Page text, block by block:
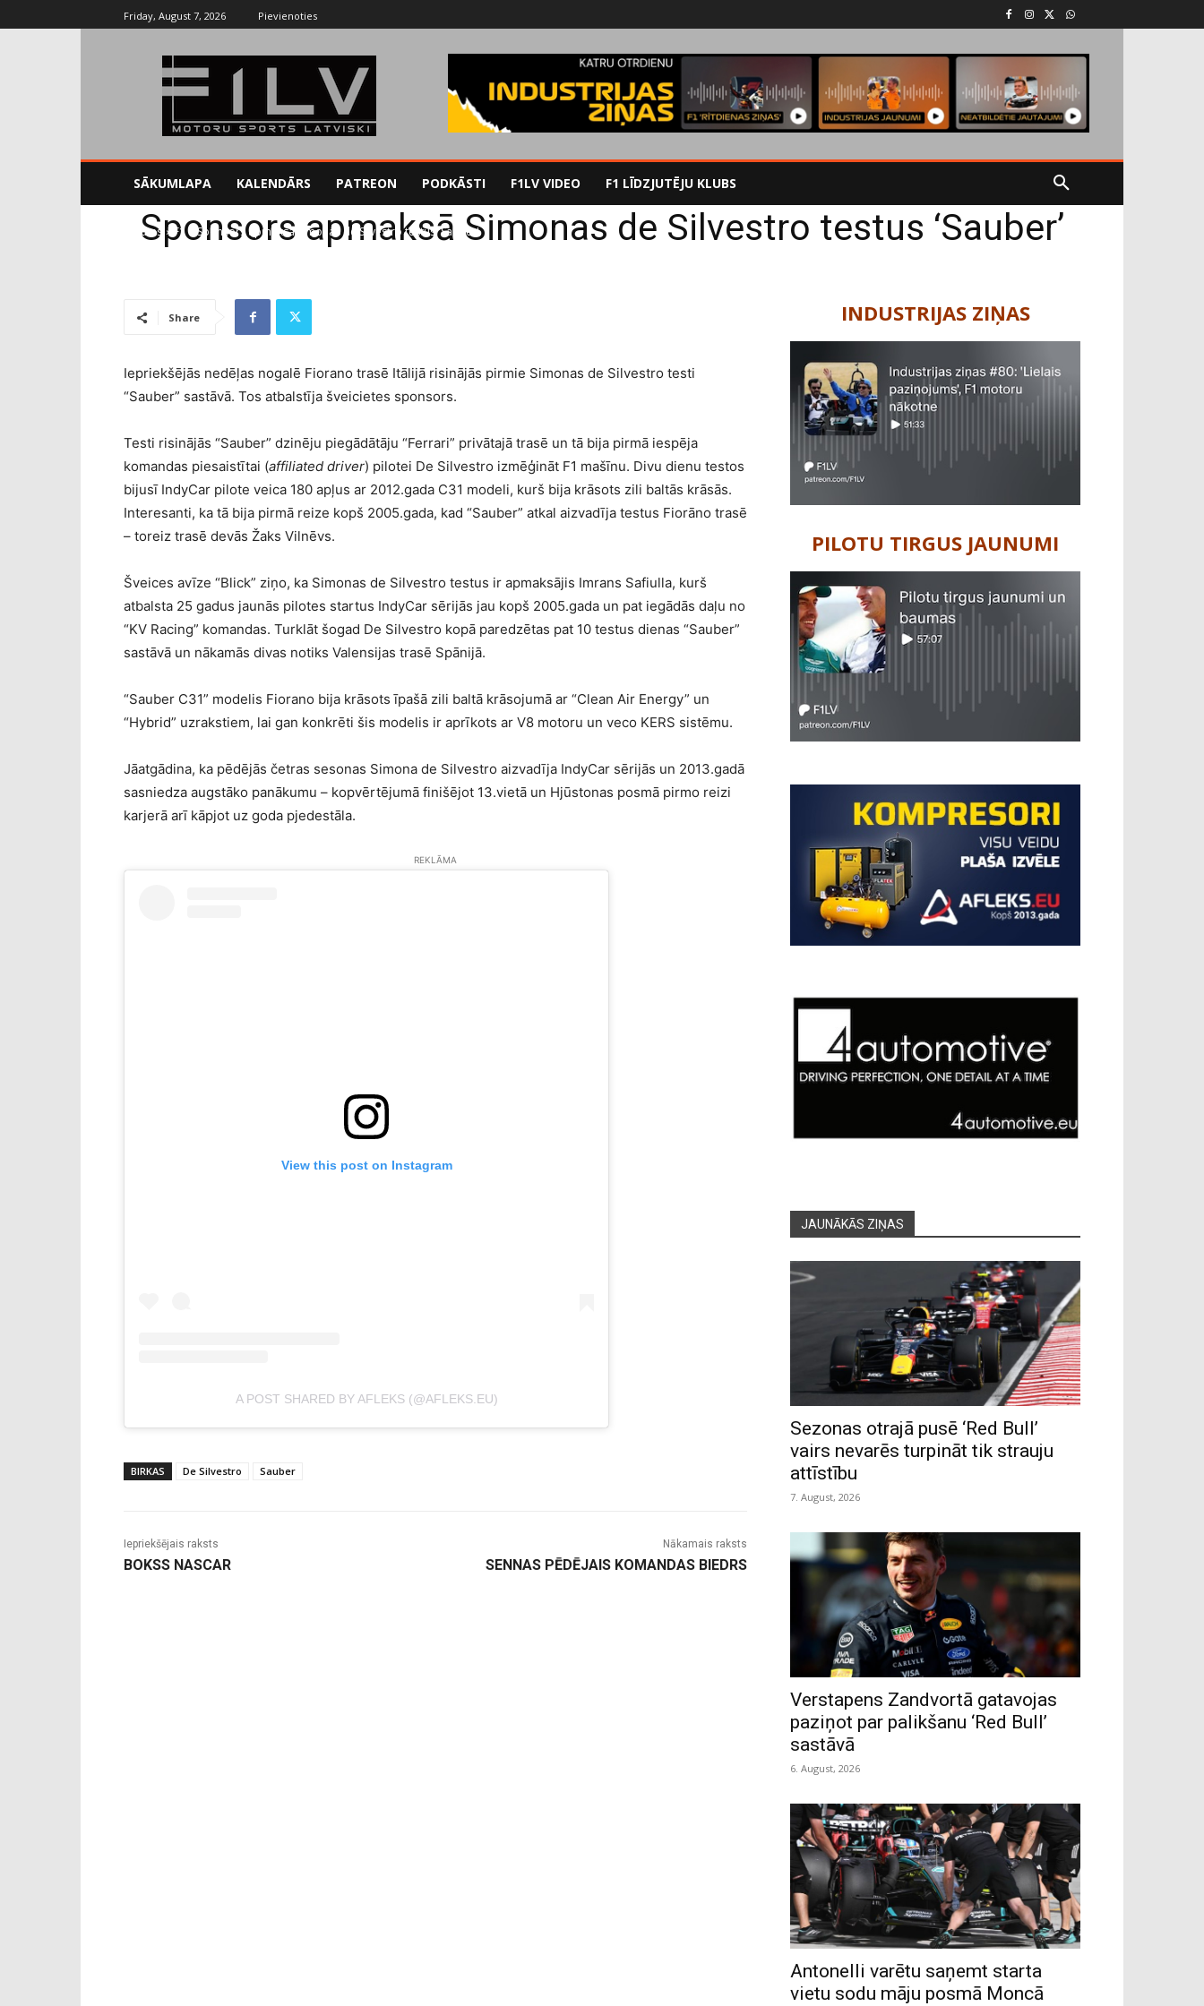
Friday, August 7, 2026 Pievienoties
SĀKUMLAPA KALENDĀRS PATREON PODKĀSTI F1LV VIDEO F1 LĪDZJUTĒJU KLUBS
Sākums F1 Sponsors apmaksā Simonas de Silvestro testus 'Sauber'
Sponsors apmaksā Simonas de Silvestro testus ‘Sauber’
Share
Iepriekšējās nedēļas nogalē Fiorano trasē Itālijā risinājās pirmie Simonas de Silvestro testi
“Sauber” sastāvā. Tos atbalstīja šveicietes sponsors.
Testi risinājās “Sauber” dzinēju piegādātāju “Ferrari” privātajā trasē un tā bija pirmā iespēja
komandas piesaistītai (affiliated driver) pilotei De Silvestro izmēģināt F1 mašīnu. Divu dienu testos
bijusī IndyCar pilote veica 180 apļus ar 2012.gada C31 modeli, kurš bija krāsots zili baltās krāsās.
Interesanti, ka tā bija pirmā reize kopš 2005.gada, kad “Sauber” atkal aizvadīja testus Fiorāno trasē
– toreiz trasē devās Žaks Vilnēvs.
Šveices avīze “Blick” ziņo, ka Simonas de Silvestro testus ir apmaksājis Imrans Safiulla, kurš
atbalsta 25 gadus jaunās pilotes startus IndyCar sērijās jau kopš 2005.gada un pat iegādās daļu no
“KV Racing” komandas. Turklāt šogad De Silvestro kopā paredzētas pat 10 testus dienas “Sauber”
sastāvā un nākamās divas notiks Valensijas trasē Spānijā.
“Sauber C31” modelis Fiorano bija krāsots īpašā zili baltā krāsojumā ar “Clean Air Energy” un
“Hybrid” uzrakstiem, lai gan konkrēti šis modelis ir aprīkots ar V8 motoru un veco KERS sistēmu.
Jāatgādina, ka pēdējās četras sesonas Simona de Silvestro aizvadīja IndyCar sērijās un 2013.gadā
sasniedza augstāko panākumu – kopvērtējumā finišējot 13.vietā un Hjūstonas posmā pirmo reizi
karjerā arī kāpjot uz goda pjedestāla.
REKLĀMA
View this post on Instagram
A POST SHARED BY AFLEKS (@AFLEKS.EU)
BIRKAS De Silvestro Sauber
Iepriekšējais raksts
BOKSS NASCAR
Nākamais raksts
SENNAS PĒDĒJAIS KOMANDAS BIEDRS
INDUSTRIJAS ZIŅAS
PILOTU TIRGUS JAUNUMI
JAUNĀKĀS ZIŅAS
Sezonas otrajā pusē ‘Red Bull’
vairs nevarēs turpināt tik strauju
attīstību
7. August, 2026
Verstapens Zandvortā gatavojas
paziņot par palikšanu ‘Red Bull’
sastāvā
6. August, 2026
Antonelli varētu saņemt starta
vietu sodu māju posmā Moncā